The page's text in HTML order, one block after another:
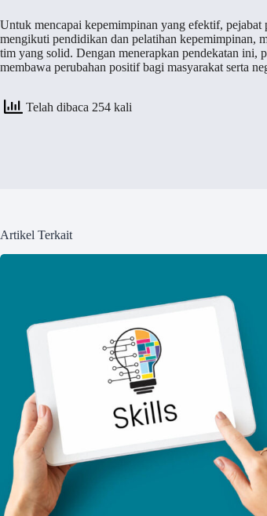
Untuk mencapai kepemimpinan yang efektif,
mengikuti pendidikan dan pelatihan kepemimpinan,
tim yang solid. Dengan menerapkan pendekatan ini,
membawa perubahan positif bagi masyarakat serta
Telah dibaca 254 kali
Artikel Terkait